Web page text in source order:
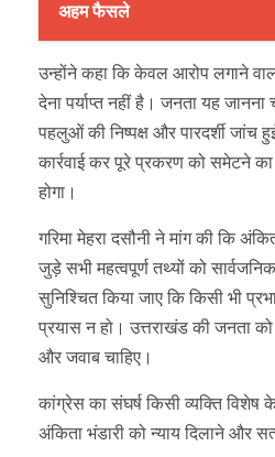
अहम फैसले
उन्होंने कहा कि केवल आरोप लगाने
देना पर्याप्त नहीं है। जनता यह
पहलुओं की निष्पक्ष और पारदर्शी जांच
कार्रवाई कर पूरे प्रकरण को समेटने
होगा।
गरिमा मेहरा दसौनी ने मांग की कि
जुड़े सभी महत्वपूर्ण तथ्यों को
सुनिश्चित किया जाए कि किसी भी
प्रयास न हो। उत्तराखंड की जनता
और जवाब चाहिए।
कांग्रेस का संघर्ष किसी व्यक्ति विशेष के
अंकिता भंडारी को न्याय दिलाने और